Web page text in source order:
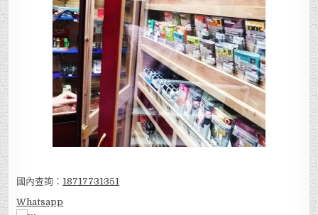
國內查詢： 18717731351
Whatsapp